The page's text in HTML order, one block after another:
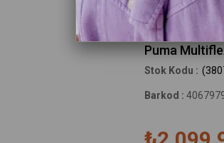
Puma
Puma
Barkod :